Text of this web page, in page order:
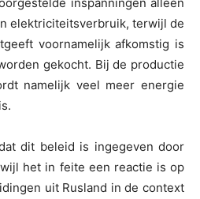
elektriciteitsverbruik, terwijl de
voornamelijk afkomstig is
gekocht. Bij de productie
namelijk veel meer energie
dit beleid is ingegeven door
het in feite een reactie is op
uit Rusland in de context